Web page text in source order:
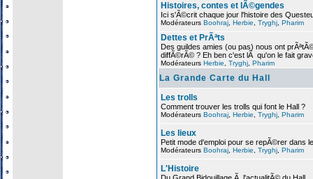
Histoires, contes et lÃ©gendes
Ici s'Ã©crit chaque jour l'histoire des
Modérateurs Boohraj Herbie Tryghj Pharim
Dettes et PrÃªts
Des guildes amies (ou pas) nous ont
diffÃ©rÃ© ? Eh ben c'est lÃ qu'on le fait
Modérateurs Herbie Tryghj Pharim
La Grande Carte du Hall
Les trolls
Comment trouver les trolls qui font le Hall ?
Modérateurs Boohraj Herbie Tryghj Pharim
Les lieux
Petit mode d'emploi pour se repÃ©rer dans
Modérateurs Boohraj Herbie Tryghj Pharim
L'Histoire